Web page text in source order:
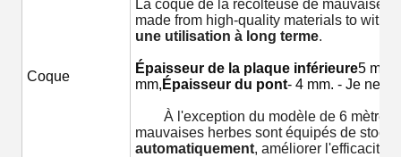
Coque
La coque de la récolteuse de mauvaises
made from high-quality materials to
une utilisation à long terme.
Épaisseur de la plaque inférieure5 mm,
mm, Épaisseur du pont- 4 mm. - Je ne
À l'exception du modèle de 6
mauvaises herbes sont équipés de
automatiquement, améliorer l'efficacité